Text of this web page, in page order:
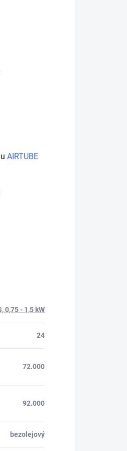
AIRTUBE
0,75 - 1,5 kW
24
72.000
92.000
bezolejový